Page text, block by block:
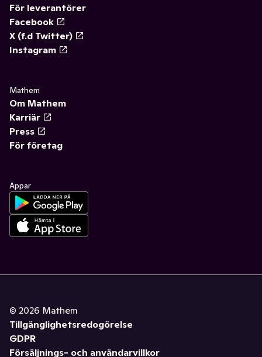
För leverantörer
Facebook
X (f.d Twitter)
Instagram
Mathem
Om Mathem
Karriär
Press
För företag
Appar
© 2026 Mathem
Tillgänglighetsredogörelse
GDPR
Försäljnings- och användarvillkor